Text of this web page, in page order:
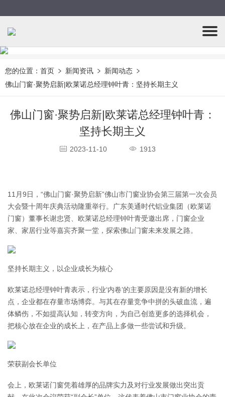
您的位置： 首页 新闻资讯
新闻动态
佛山门窗·聚势启新|欧莱诺总经理钟叶青：坚持长期主义
佛山门窗·聚势启新|欧莱诺总经理钟叶青：
坚持长期主义
2023-11-10 1913
11月9日，“佛山门窗·聚势启新”佛山市门窗业协会第三届第一次会员
大会暨十周年庆典活动隆重举行。广东美通时代铝业集团（欧莱诺
门窗）董事长谢忠贤、欧莱诺总经理钟叶青受邀出席，门窗企业
家、家居行业等嘉宾齐聚一堂，探索佛山门窗未来发展之路。
坚持长期主义，以企业成长为核心
欧莱诺总经理钟叶青表示，行业‘内卷’的主要原因是没有新的增长
点，企业都在存量市场博弈。与其在存量竞争中拼的头破血流，遍
体鳞伤，不如提高认知，转变方向，为自己创造更多的选择机会，
把核心放在企业的成长上，在产品上多做一些尝试和升级。
荣获副会长单位
会上，欧莱诺门窗凭着雄厚的品牌实力及对行业发展做出突出贡